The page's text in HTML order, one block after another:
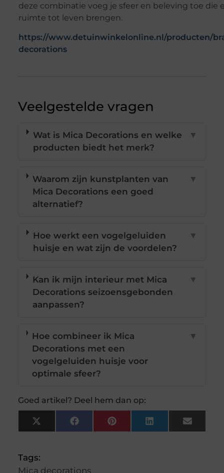
deze combinatie voeg je sfeer en beleving toe die
ruimte tot leven brengen.
https://www.detuinwinkelonline.nl/producten/
decorations
Veelgestelde vragen
Wat is Mica Decorations en welke
producten biedt het merk?
▼
Waarom zijn kunstplanten van
Mica Decorations een goed
alternatief?
▼
Hoe werkt een vogelgeluiden
huisje en wat zijn de voordelen?
▼
Kan ik mijn interieur met Mica
Decorations seizoensgebonden
aanpassen?
▼
Hoe combineer ik Mica
Decorations met een
vogelgeluiden huisje voor
optimale sfeer?
▼
Goed artikel? Deel hem dan op:
X
(Twitter)
FacebookPinterestLinkedInEmail
Tags:
Mica decorations